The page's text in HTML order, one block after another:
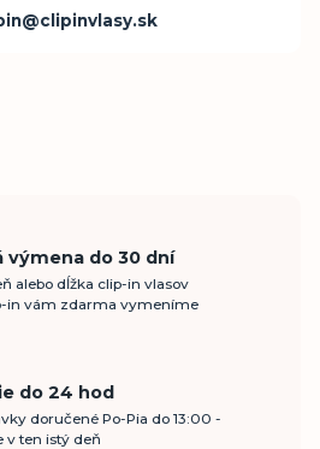
výmena do 30 dní
alebo dĺžka clip-in vlasov
in vám zdarma vymeníme
do 24 hod
doručené Po-Pia do 13:00 -
v ten istý deň